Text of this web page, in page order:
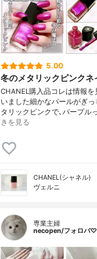
5.00
冬のメタリックピンクネ
CHANEL購入品コレは情報
いました細かなパールがぎ
タリックピンクで､パープル
きを見る
CHANEL(シャネル)
ヴェルニ
専業主婦
necopen/フォロバ♡